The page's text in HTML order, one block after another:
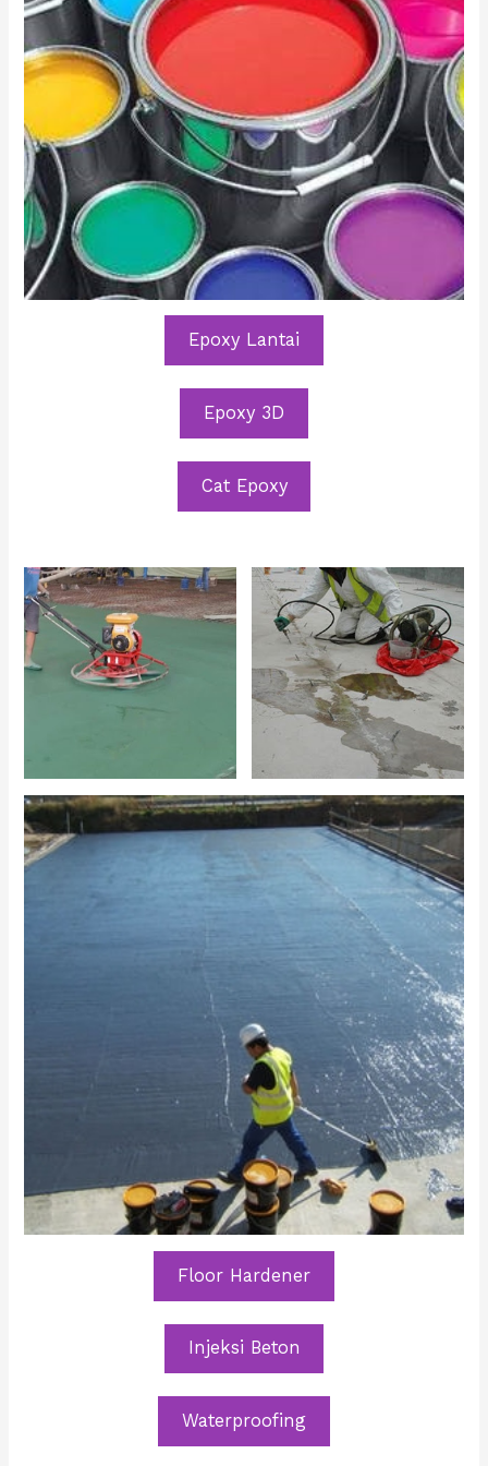
Epoxy Lantai
Epoxy 3D
Cat Epoxy
Floor Hardener
Injeksi Beton
Waterproofing